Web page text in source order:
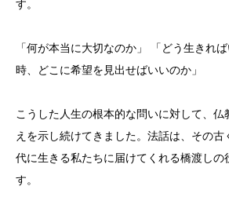
す。
「何が本当に大切なのか」 「どう生きれ
時、どこに希望を見出せばいいのか」
こうした人生の根本的な問いに対して、仏
えを示し続けてきました。法話は、その古
代に生きる私たちに届けてくれる橋渡しの
す。